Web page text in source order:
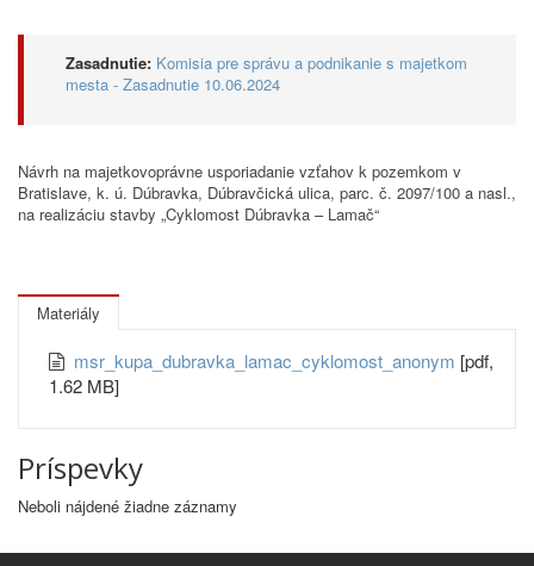
Zasadnutie: Komisia pre správu a podnikanie s majetkom
mesta - Zasadnutie 10.06.2024
Návrh na majetkovoprávne usporiadanie vzťahov k pozemkom v
Bratislave, k. ú. Dúbravka, Dúbravčická ulica, parc. č. 2097/100 a nasl.,
na realizáciu stavby „Cyklomost Dúbravka – Lamač“
Materiály
msr_kupa_dubravka_lamac_cyklomost_anonym [pdf,
1.62 MB]
Príspevky
Neboli nájdené žiadne záznamy